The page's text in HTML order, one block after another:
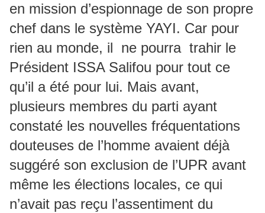
en mission d’espionnage de son propre
chef dans le système YAYI. Car pour
rien au monde, il ne pourra trahir le
Président ISSA Salifou pour tout ce
qu’il a été pour lui. Mais avant,
plusieurs membres du parti ayant
constaté les nouvelles fréquentations
douteuses de l’homme avaient déjà
suggéré son exclusion de l’UPR avant
même les élections locales, ce qui
n’avait pas reçu l’assentiment du